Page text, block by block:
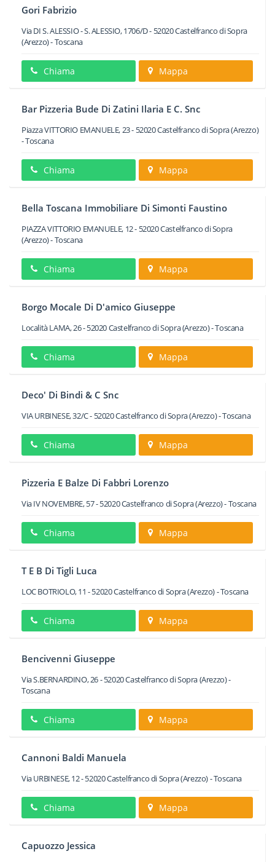
Gori Fabrizio
Via DI S. ALESSIO - S. ALESSIO, 1706/D- 52020Castelfranco di Sopra
(Arezzo) -Toscana
Chiama Mappa
Bar Pizzeria Bude Di Zatini Ilaria E C. Snc
Piazza VITTORIO EMANUELE, 23- 52020Castelfranco di Sopra(Arezzo)
-Toscana
Chiama Mappa
Bella Toscana Immobiliare Di Simonti Faustino
PIAZZA VITTORIO EMANUELE, 12- 52020Castelfranco di Sopra
(Arezzo) -Toscana
Chiama Mappa
Borgo Mocale Di D'amico Giuseppe
Località LAMA, 26-52020Castelfranco di Sopra(Arezzo) -Toscana
Chiama Mappa
Deco' Di Bindi & C Snc
VIA URBINESE, 32/C- 52020Castelfranco di Sopra(Arezzo) -Toscana
Chiama Mappa
Pizzeria E Balze Di Fabbri Lorenzo
Via IV NOVEMBRE, 57-52020Castelfranco di Sopra(Arezzo) -Toscana
Chiama Mappa
T E B Di Tigli Luca
LOC BOTRIOLO, 11 -52020Castelfranco di Sopra(Arezzo) -Toscana
Chiama Mappa
Bencivenni Giuseppe
Via S.BERNARDINO, 26-52020Castelfranco di Sopra(Arezzo) -
Toscana
Chiama Mappa
Cannoni Baldi Manuela
Via URBINESE, 12-52020Castelfranco di Sopra(Arezzo) -Toscana
Chiama Mappa
Capuozzo Jessica